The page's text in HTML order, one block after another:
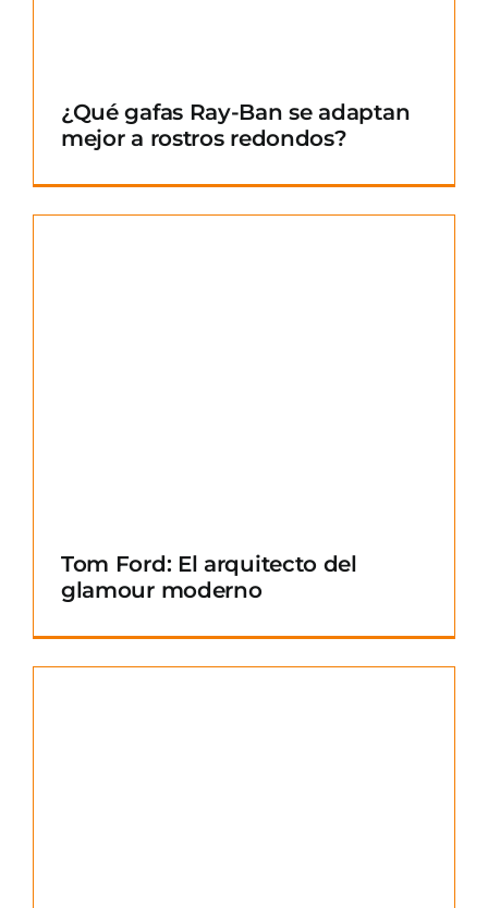
¿Qué gafas Ray-Ban se adaptan
mejor a rostros redondos?
Tom Ford: El arquitecto del
glamour moderno